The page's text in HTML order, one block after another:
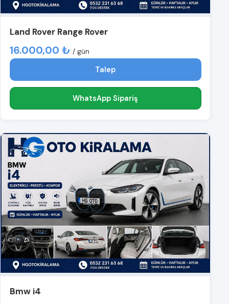
Land Rover Range Rover
16.000,00 ₺ / gün
Talep
WhatsApp Sipariş
Bmw i4